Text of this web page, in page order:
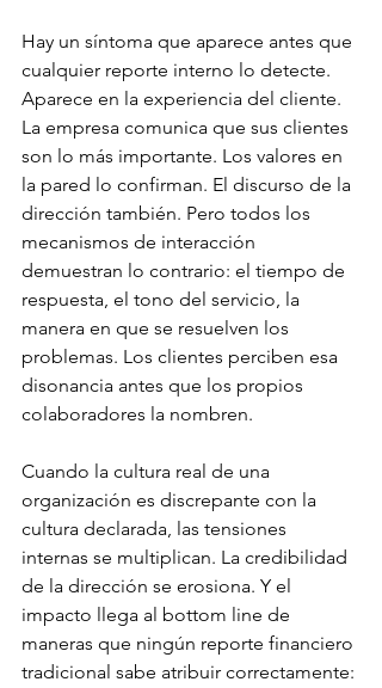
Hay un síntoma que aparece antes que
cualquier reporte interno lo detecte.
Aparece en la experiencia del cliente.
La empresa comunica que sus clientes
son lo más importante. Los valores en
la pared lo confirman. El discurso de la
dirección también. Pero todos los
mecanismos de interacción
demuestran lo contrario: el tiempo de
respuesta, el tono del servicio, la
manera en que se resuelven los
problemas. Los clientes perciben esa
disonancia antes que los propios
colaboradores la nombren.
Cuando la cultura real de una
organización es discrepante con la
cultura declarada, las tensiones
internas se multiplican. La credibilidad
de la dirección se erosiona. Y el
impacto llega al bottom line de
maneras que ningún reporte financiero
tradicional sabe atribuir correctamente: